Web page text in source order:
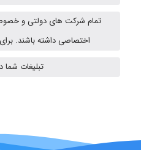
تمام شرکت های دولتی و
اختصاصی داشته باشند.
تبلیغات شما